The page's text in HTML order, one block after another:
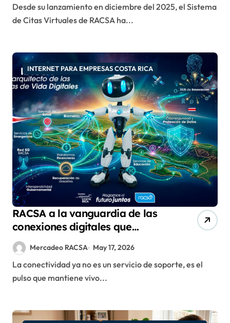
Desde su lanzamiento en diciembre del 2025, el Sistema
de Citas Virtuales de RACSA ha...
INTERNET PARA EMPRESAS COSTA RICA
RACSA a la vanguardia de las
conexiones digitales que
mueven a Costa Rica
Mercadeo RACSA May 17, 2026
La conectividad ya no es un servicio de soporte, es el
pulso que mantiene vivo...